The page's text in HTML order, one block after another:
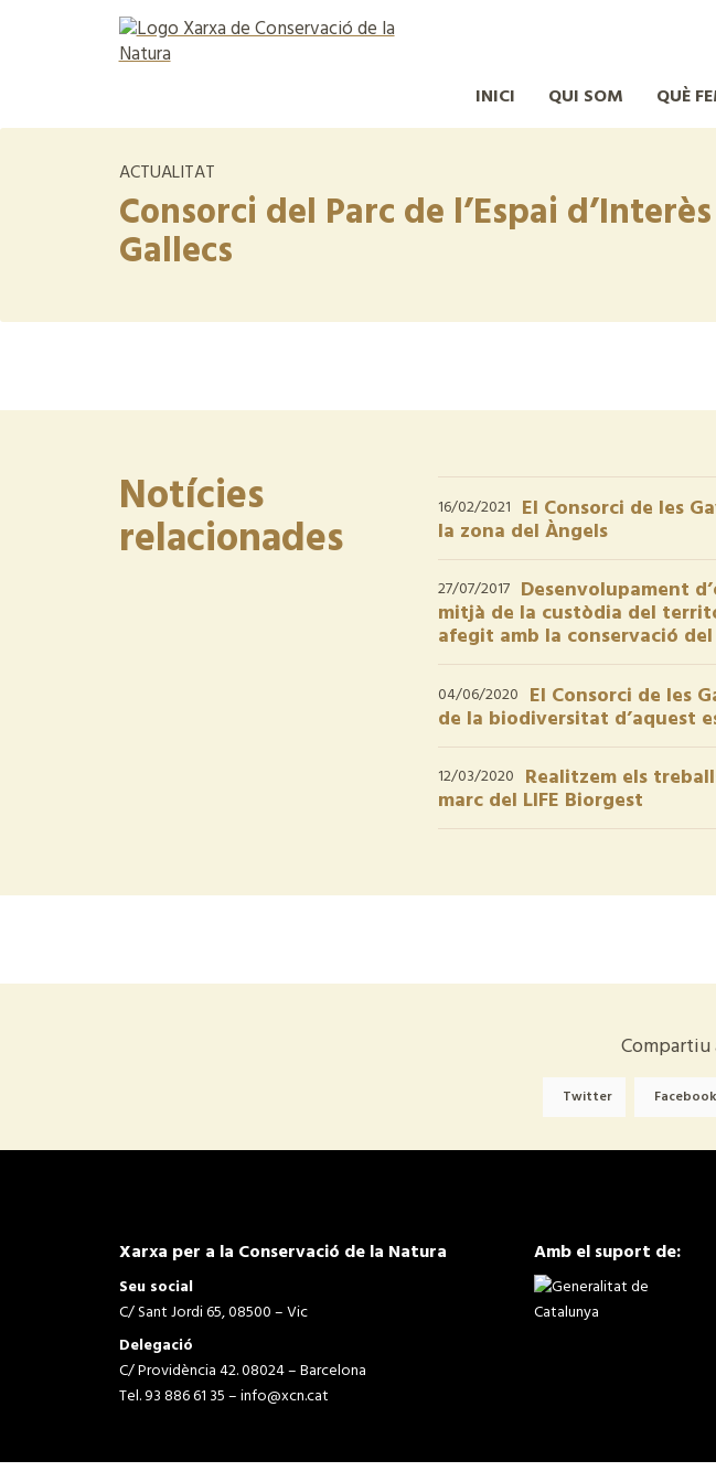
INICI QUI SOM QUÈ
ACTUALITAT
Consorci del Parc de l’Espai
Gallecs
Notícies
relacionades
16/02/2021 El Consorci de les
la zona del Àngels
27/07/2017 Desenvolupament
mitjà de la custòdia del
afegit amb la conservació
04/06/2020 El Consorci de les
de la biodiversitat d’aquest
12/03/2020 Realitzem els
marc del LIFE Biorgest
Twitter Facebook
Xarxa per a la Conservació de la Natura
Seu social
C/ Sant Jordi 65, 08500 – Vic
Delegació
C/ Providència 42. 08024 – Barcelona
Tel. 93 886 61 35 –info@xcn.cat
Amb el suport de: